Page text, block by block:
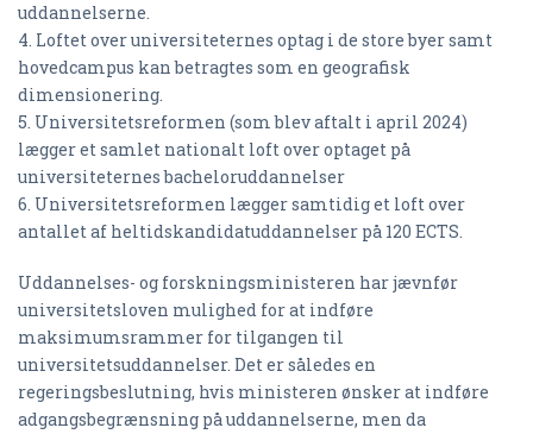
uddannelserne.
4. Loftet over universiteternes optag i de store byer samt
hovedcampus kan betragtes som en geografisk
dimensionering.
5. Universitetsreformen (som blev aftalt i april 2024)
lægger et samlet nationalt loft over optaget på
universiteternes bacheloruddannelser
6. Universitetsreformen lægger samtidig et loft over
antallet af heltidskandidatuddannelser på 120 ECTS.
Uddannelses- og forskningsministeren har jævnfør
universitetsloven mulighed for at indføre
maksimumsrammer for tilgangen til
universitetsuddannelser. Det er således en
regeringsbeslutning, hvis ministeren ønsker at indføre
adgangsbegrænsning på uddannelserne, men da